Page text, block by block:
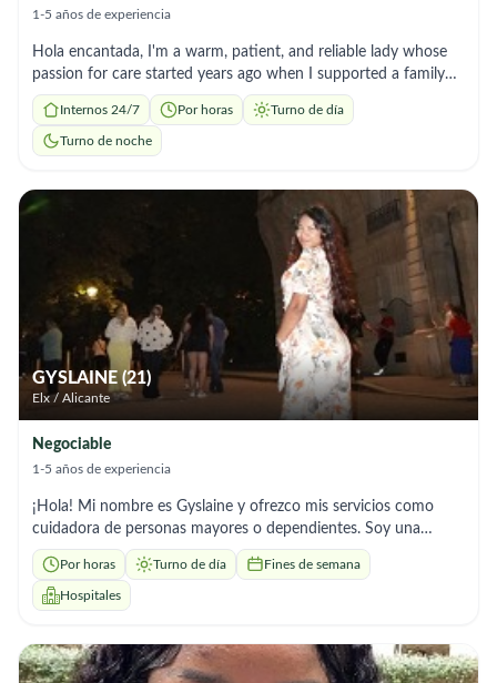
1-5 años de experiencia
Hola encantada, I'm a warm, patient, and reliable lady whose
passion for care started years ago when I supported a family
friend Living with dementia and arthritis. That experience
opened my heart to this work and pushed me to grow my skills
through hands on training and real caregiving practice. I've
respect for their dignity. One of the moments that shaped me
most was helping an older gentleman who was shy about
receiving care, through calm reassurance and kindness, I
earned his trust and made him feel safe. I'm the kind of
caregiver who stays a little longer if someone needs me, who
listens, who notices the small things, and who treats every
person like family. My goal is simple: to bring comfort,
confidence, and companionship to anyone in my care.
Internos 24/7 Por horas Turno de día
Turno de noche
GYSLAINE (21)
Elx / Alicante
Negociable
1-5 años de experiencia
¡Hola! Mi nombre es Gyslaine y ofrezco mis servicios como
cuidadora de personas mayores o dependientes. Soy una
persona responsable, paciente, empática y comprometida con
el bienestar de quienes están a mi cuidado. Puedo brindar
alimentación, acompañamiento, movilidad, preparación de
experiencia en el cuidado de personas con problemas de
Por horas Turno de día Fines de semana
Hospitales